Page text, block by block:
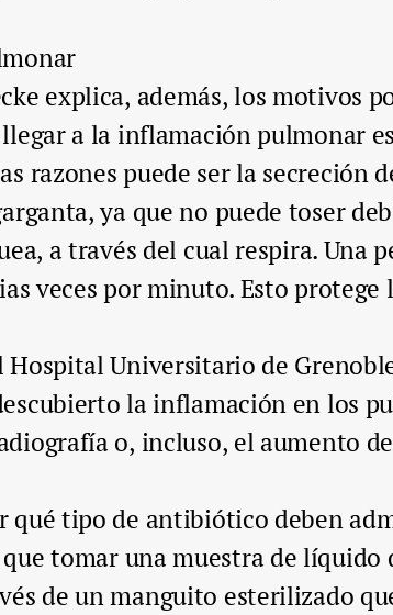
explica, además, los motivos
a la inflamación pulmonar
razones puede ser la secreción
ya que no puede toser
a través del cual respira. Una
veces por minuto. Esto protege
Hospital Universitario de
la inflamación en los
o, incluso, el aumento
qué tipo de antibiótico deben
tomar una muestra de líquido
de un manguito esterilizado